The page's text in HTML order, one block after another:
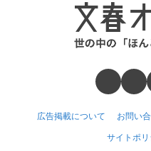
広告掲載について お問い
サイトポリ